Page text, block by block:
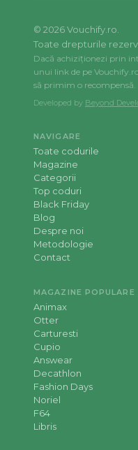
© 2026Vouchify.ro.
Toate drepturile
Dacă achiziționezi prin
unui link de pe
să primim o recompensă.
Developed by Beyond
NAVIGARE
Toate codurile
Magazine
Categorii
Top coduri
Black Friday
Blog
Despre noi
Metodologie
Contact
MAGAZINE POPULARE
Animax
Otter
Carturesti
Cupio
Answear
Decathlon
Fashion Days
Noriel
F64
Libris